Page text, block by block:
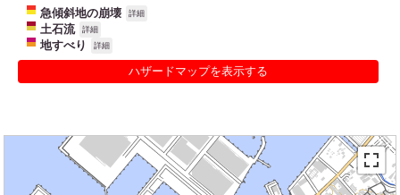
急傾斜地の崩壊
詳細
土石流 詳細
地すべり 詳細
ハザードマップを表示する